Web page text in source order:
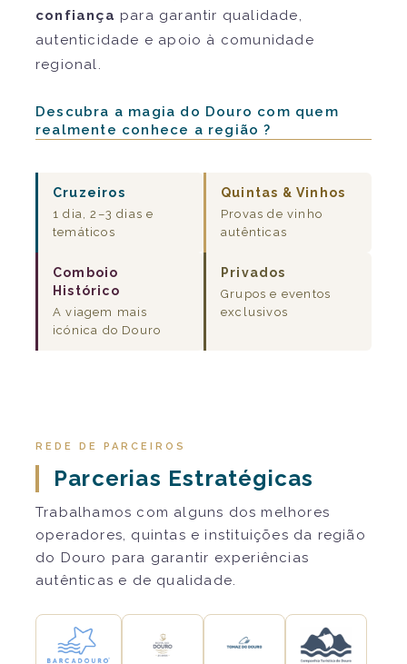
confiança para garantir qualidade,
autenticidade e apoio à comunidade
regional.
Descubra a magia do Douro com quem
realmente conhece a região ?
Cruzeiros
1 dia, 2–3 dias e
temáticos
Quintas & Vinhos
Provas de vinho
autênticas
Comboio
Histórico
A viagem mais
icónica do Douro
Privados
Grupos e eventos
exclusivos
REDE DE PARCEIROS
Parcerias Estratégicas
Trabalhamos com alguns dos melhores
operadores, quintas e instituições da região
do Douro para garantir experiências
autênticas e de qualidade.